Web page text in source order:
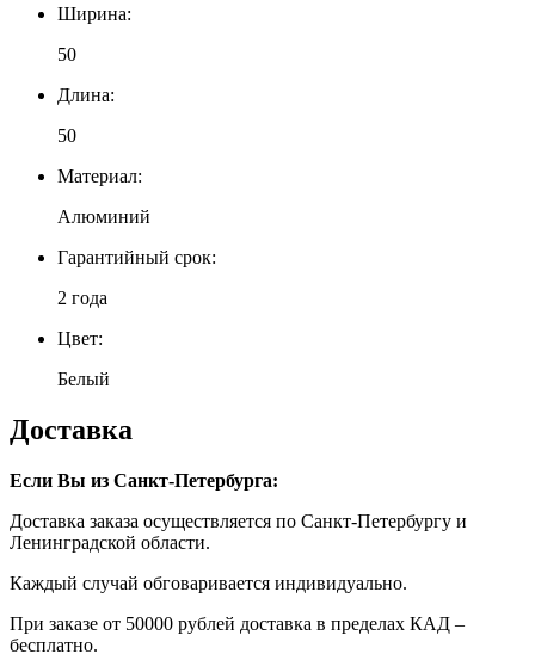
Ширина:
50
Длина:
50
Материал:
Алюминий
Гарантийный срок:
2 года
Цвет:
Белый
Доставка
Если Вы из Санкт-Петербурга:
Доставка заказа осуществляется по Санкт-Петербургу и
Ленинградской области.
Каждый случай обговаривается индивидуально.
При заказе от 50000 рублей доставка в пределах КАД –
бесплатно.